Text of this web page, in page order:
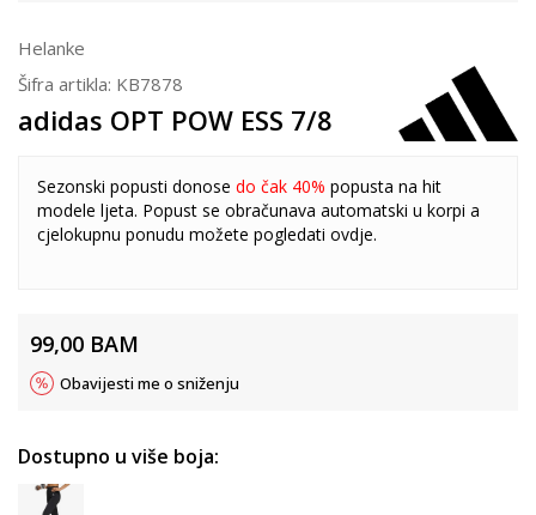
Helanke
Šifra artikla: KB7878
adidas OPT POW ESS 7/8
Sezonski popusti donose do čak 40% popusta na hit
modele ljeta. Popust se obračunava automatski u korpi a
cjelokupnu ponudu možete pogledati ovdje.
99,00 BAM
Obavijesti me o sniženju
Dostupno u više boja: